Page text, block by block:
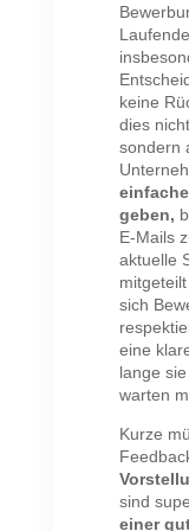
keine
dies
sondern
geben,
E-Mails
aktuelle
sich
eine
lange
warten
Kurze
sind
einer